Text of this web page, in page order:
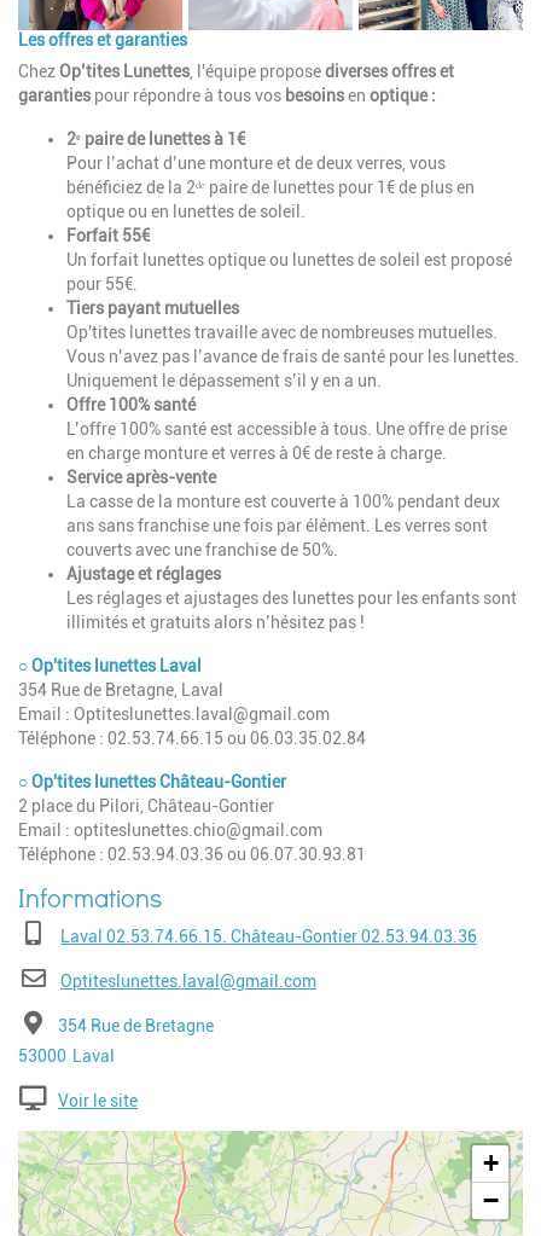
Les offres et garanties
ChezOp’tites Lunettes , l'équipe proposediverses offres et
garanties pour répondre à tous vos besoinsen optique :
2ᵉ paire de lunettes à 1€
Pour l’achat d’une monture et de deux verres, vous
bénéficiez de la 2ᵈᵉ paire de lunettes pour 1€ de plus en
optique ou en lunettes de soleil.
Forfait 55€
Un forfait lunettes optique ou lunettes de soleil est proposé
pour 55€.
Tiers payant mutuelles
Op'tites lunettes travaille avec de nombreuses mutuelles.
Vous n’avez pas l’avance de frais de santé pour les lunettes.
Uniquement le dépassement s’il y en a un.
Offre 100% santé
L’offre 100% santé est accessible à tous. Une offre de prise
en charge monture et verres à 0€ de reste à charge.
Service après-vente
La casse de la monture est couverte à 100% pendant deux
ans sans franchise une fois par élément. Les verres sont
couverts avec une franchise de 50%.
Ajustage et réglages
Les réglages et ajustages des lunettes pour les enfants sont
illimités et gratuits alors n’hésitez pas !
○ Op'tites lunettes Laval
354 Rue de Bretagne, Laval
Email : Optiteslunettes.laval@gmail.com
Téléphone : 02.53.74.66.15 ou 06.03.35.02.84
○ Op'tites lunettes Château-Gontier
2 place du Pilori, Château-Gontier
Email : optiteslunettes.chio@gmail.com
Téléphone : 02.53.94.03.36 ou 06.07.30.93.81
TéléphoneLaval 02.53.74.66.15. Château-Gontier 02.53.94.03.36
E-mailOptiteslunettes.laval@gmail.com
Adresse354 Rue de Bretagne
Code postal
53000 Ville
Laval
Voir le site
Geolocalisation
+
−